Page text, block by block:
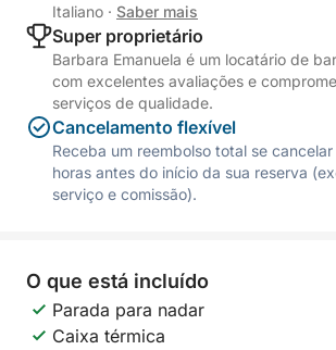
Italiano · Saber mais
Super proprietário
Barbara Emanuela é um locatário de
com excelentes avaliações e
serviços de qualidade.
Cancelamento flexível
Receba um reembolso total se
horas antes do início da sua reserva
serviço e comissão).
O que está incluído
Parada para nadar
Caixa térmica